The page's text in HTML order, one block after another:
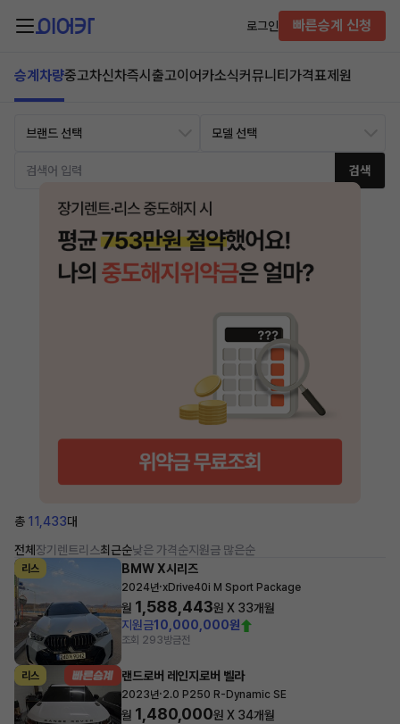
로그인 빠른승계 신청
승계차량중고차신차즉시출고이어카소식커뮤니티 가격표제원
검색
총 11,433대
전체 장기렌트리스최근순낮은 가격순지원금 많은순
리스 BMW X시리즈
2024년·xDrive40i M Sport Package
월 1,588,443원 X 33개월
지원금10,000,000원
조회 293방금전
리스 랜드로버 레인지로버 벨라
2023년·2.0 P250 R-Dynamic SE
월 1,480,000원 X 34개월